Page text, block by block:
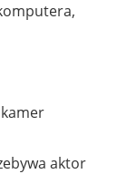
aktor